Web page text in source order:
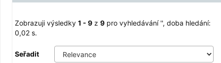
Zobrazuji výsledky 1 - 9 z 9 pro vyhledávání '', doba hledání:
0,02 s.
Seřadit